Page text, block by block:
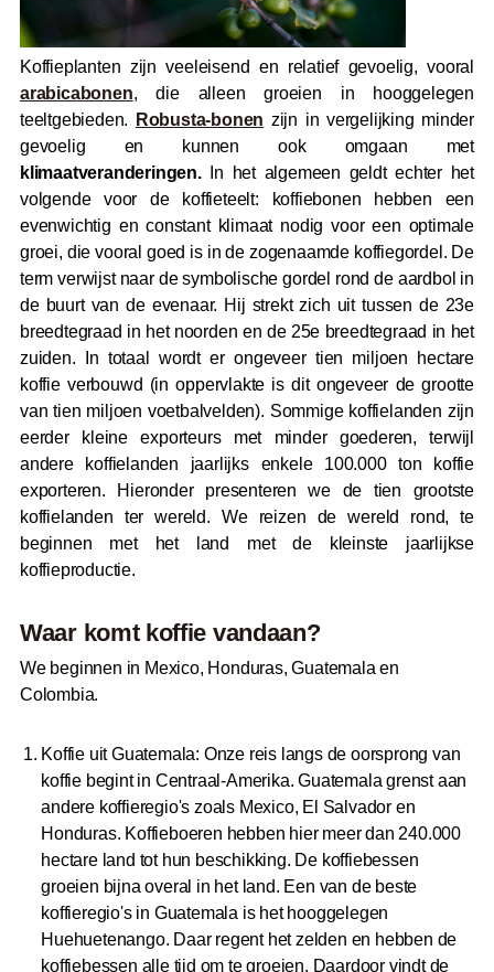
Koffieplanten zijn veeleisend en relatief gevoelig, vooral
arabicabonen, die alleen groeien in hooggelegen
teeltgebieden.
Robusta-bonen zijn in vergelijking minder
gevoelig en kunnen ook omgaan met
klimaatveranderingen.In het algemeen geldt echter het
volgende voor de koffieteelt: koffiebonen hebben een
evenwichtig en constant klimaat nodig voor een optimale
groei, die vooral goed is in de zogenaamde koffiegordel. De
term verwijst naar de symbolische gordel rond de aardbol in
de buurt van de evenaar. Hij strekt zich uit tussen de 23e
breedtegraad in het noorden en de 25e breedtegraad in het
zuiden. In totaal wordt er ongeveer tien miljoen hectare
koffie verbouwd (in oppervlakte is dit ongeveer de grootte
van tien miljoen voetbalvelden). Sommige koffielanden zijn
eerder kleine exporteurs met minder goederen, terwijl
andere koffielanden jaarlijks enkele 100.000 ton koffie
exporteren. Hieronder presenteren we de tien grootste
koffielanden ter wereld. We reizen de wereld rond, te
beginnen met het land met de kleinste jaarlijkse
koffieproductie.
Waar komt koffie vandaan?
We beginnen in Mexico, Honduras, Guatemala en
Colombia.
Koffie uit Guatemala: Onze reis langs de oorsprong van
koffie begint in Centraal-Amerika. Guatemala grenst aan
andere koffieregio's zoals Mexico, El Salvador en
Honduras. Koffieboeren hebben hier meer dan 240.000
hectare land tot hun beschikking. De koffiebessen
groeien bijna overal in het land. Een van de beste
koffieregio's in Guatemala is het hooggelegen
Huehuetenango. Daar regent het zelden en hebben de
koffiebessen alle tijd om te groeien. Daardoor vindt de